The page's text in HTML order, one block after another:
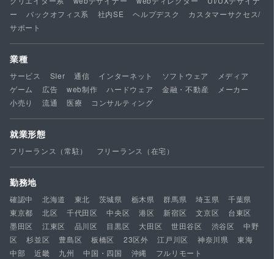
ー
バックオフィス系 社内SE ヘルプデスク
カスタマーサクセス/
サポート
業種
サービス SIer 通信 インターネット ソフトウェア
メディア
ゲーム
広告 web制作 ハードウェア 金融・不動産
メーカー
小売り
流通 医療 コンサルティング
就業形態
フリーランス（常駐） フリーランス（在宅）
勤務地
確認中 北海道 東北 茨城県 栃木県 群馬県 埼玉県
千葉県
東京都
北区 千代田区 中央区 港区 新宿区 文京区
台東区
墨田区
江東区 品川区 目黒区 大田区 世田谷区 渋谷区
中野
区
杉並区 豊島区 板橋区 23区外 江戸川区 神奈川県
東海
中部
近畿 九州 中国・四国 沖縄 フルリモート